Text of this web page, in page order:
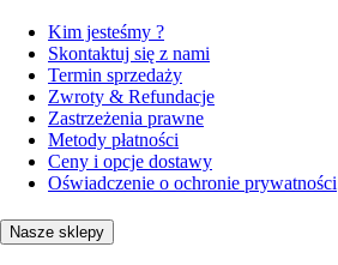
Kim jesteśmy ?
Skontaktuj się z nami
Termin sprzedaży
Zwroty & Refundacje
Zastrzeżenia prawne
Metody płatności
Ceny i opcje dostawy
Oświadczenie o ochronie prywatności
Nasze sklepy